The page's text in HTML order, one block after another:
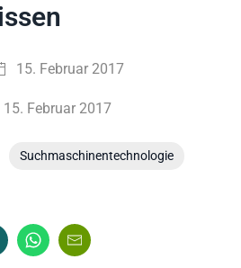
15. Februar 2017
Februar 2017
Suchmaschinentechnologie